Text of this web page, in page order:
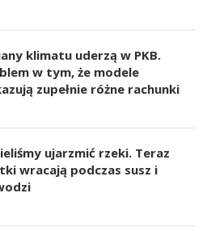
klimatu uderzą w PKB.
w tym, że modele
zupełnie różne rachunki
ujarzmić rzeki. Teraz
wracają podczas susz i